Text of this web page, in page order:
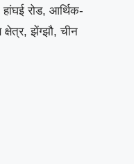
रोड, आर्थिक-
झेंग्झौ, चीन